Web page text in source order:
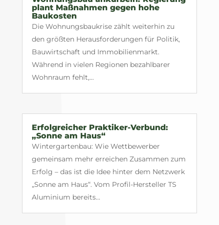
plant Maßnahmen gegen hohe
Baukosten
Die Wohnungsbaukrise zählt weiterhin zu
den größten Herausforderungen für Politik,
Bauwirtschaft und Immobilienmarkt.
Während in vielen Regionen bezahlbarer
Wohnraum fehlt,...
Erfolgreicher Praktiker-Verbund:
„Sonne am Haus“
Wintergartenbau: Wie Wettbewerber
gemeinsam mehr erreichen Zusammen zum
Erfolg – das ist die Idee hinter dem Netzwerk
„Sonne am Haus“. Vom Profil-Hersteller TS
Aluminium bereits...